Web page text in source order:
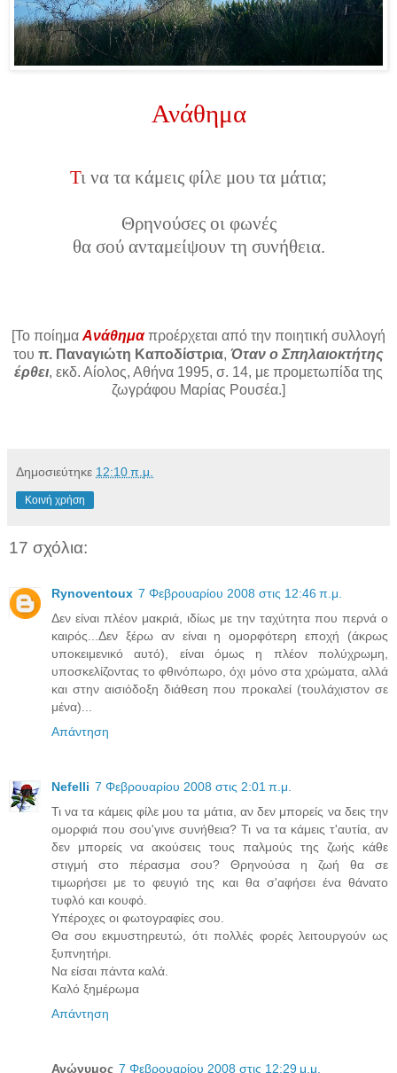
Ανάθημα
Τι να τα κάμεις φίλε μου τα μάτια;
Θρηνούσες οι φωνές
θα σού ανταμείψουν τη συνήθεια.
[Το ποίημα Ανάθημαπροέρχεται από την ποιητική συλλογή
του π. Παναγιώτη Καποδίστρια, Όταν ο Σπηλαιοκτήτης
έρθει, εκδ. Αίολος, Αθήνα 1995, σ. 14, με προμετωπίδα της
ζωγράφου Μαρίας Ρουσέα.]
Δημοσιεύτηκε 12:10 π.μ.
Κοινή χρήση
17 σχόλια:
Rynoventoux 7 Φεβρουαρίου 2008 στις 12:46 π.μ.
Δεν είναι πλέον μακριά, ιδίως με την ταχύτητα που περνά ο
καιρός...Δεν ξέρω αν είναι η ομορφότερη εποχή (άκρως
υποκειμενικό αυτό), είναι όμως η πλέον πολύχρωμη,
υποσκελίζοντας το φθινόπωρο, όχι μόνο στα χρώματα, αλλά
και στην αισιόδοξη διάθεση που προκαλεί (τουλάχιστον σε
μένα)...
Απάντηση
Nefelli 7 Φεβρουαρίου 2008 στις 2:01 π.μ.
Τι να τα κάμεις φίλε μου τα μάτια, αν δεν μπορείς να δεις την
ομορφιά που σου'γινε συνήθεια? Τι να τα κάμεις τ'αυτία, αν
δεν μπορείς να ακούσεις τους παλμούς της ζωής κάθε
στιγμή στο πέρασμα σου? Θρηνούσα η ζωή θα σε
τιμωρήσει με το φευγιό της και θα σ'αφήσει ένα θάνατο
τυφλό και κουφό.
Υπέροχες οι φωτογραφίες σου.
Θα σου εκμυστηρευτώ, ότι πολλές φορές λειτουργούν ως
ξυπνητήρι.
Να είσαι πάντα καλά.
Καλό ξημέρωμα
Απάντηση
Ανώνυμος 7 Φεβρουαρίου 2008 στις 12:29 μ.μ.